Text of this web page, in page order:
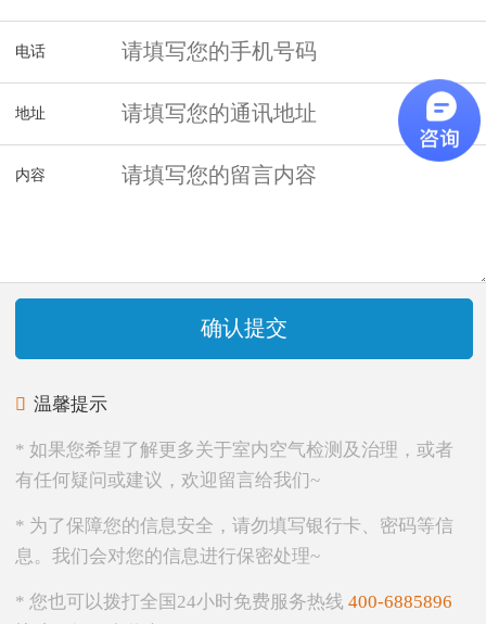
电话
地址
内容
确认提交
 温馨提示
* 如果您希望了解更多关于室内空气检测及治理，或者
有任何疑问或建议，欢迎留言给我们~
* 为了保障您的信息安全，请勿填写银行卡、密码等信
息。我们会对您的信息进行保密处理~
* 您也可以拨打全国24小时免费服务热线 400-6885896